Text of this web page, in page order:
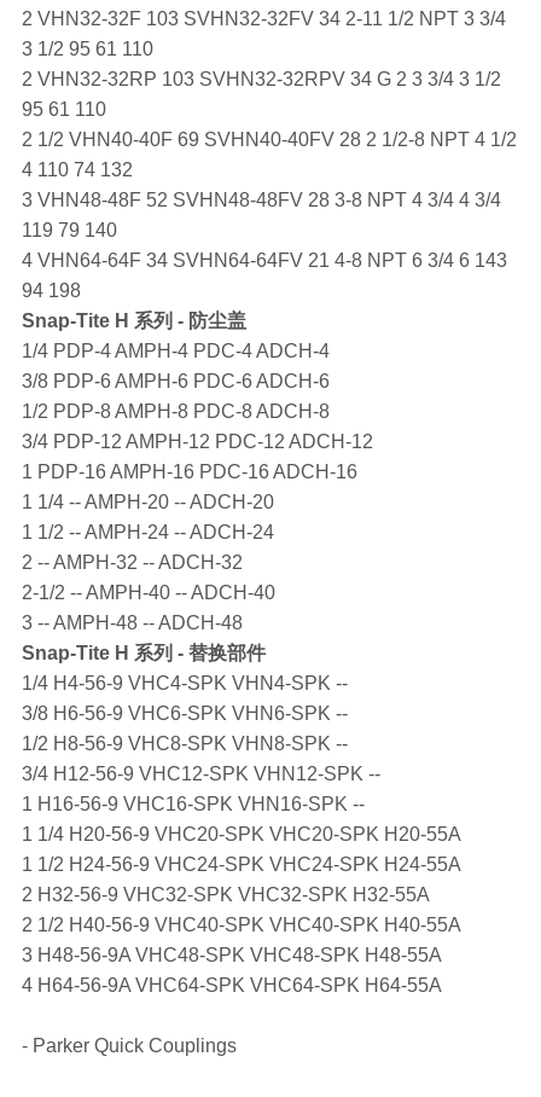
2 VHN32-32F 103 SVHN32-32FV 34 2-11 1/2 NPT 3 3/4
3 1/2 95 61 110
2 VHN32-32RP 103 SVHN32-32RPV 34 G 2 3 3/4 3 1/2
95 61 110
2 1/2 VHN40-40F 69 SVHN40-40FV 28 2 1/2-8 NPT 4 1/2
4 110 74 132
3 VHN48-48F 52 SVHN48-48FV 28 3-8 NPT 4 3/4 4 3/4
119 79 140
4 VHN64-64F 34 SVHN64-64FV 21 4-8 NPT 6 3/4 6 143
94 198
Snap-Tite H 系列 - 防尘盖
1/4 PDP-4 AMPH-4 PDC-4 ADCH-4
3/8 PDP-6 AMPH-6 PDC-6 ADCH-6
1/2 PDP-8 AMPH-8 PDC-8 ADCH-8
3/4 PDP-12 AMPH-12 PDC-12 ADCH-12
1 PDP-16 AMPH-16 PDC-16 ADCH-16
1 1/4 -- AMPH-20 -- ADCH-20
1 1/2 -- AMPH-24 -- ADCH-24
2 -- AMPH-32 -- ADCH-32
2-1/2 -- AMPH-40 -- ADCH-40
3 -- AMPH-48 -- ADCH-48
Snap-Tite H 系列 - 替换部件
1/4 H4-56-9 VHC4-SPK VHN4-SPK --
3/8 H6-56-9 VHC6-SPK VHN6-SPK --
1/2 H8-56-9 VHC8-SPK VHN8-SPK --
3/4 H12-56-9 VHC12-SPK VHN12-SPK --
1 H16-56-9 VHC16-SPK VHN16-SPK --
1 1/4 H20-56-9 VHC20-SPK VHC20-SPK H20-55A
1 1/2 H24-56-9 VHC24-SPK VHC24-SPK H24-55A
2 H32-56-9 VHC32-SPK VHC32-SPK H32-55A
2 1/2 H40-56-9 VHC40-SPK VHC40-SPK H40-55A
3 H48-56-9A VHC48-SPK VHC48-SPK H48-55A
4 H64-56-9A VHC64-SPK VHC64-SPK H64-55A
- Parker Quick Couplings